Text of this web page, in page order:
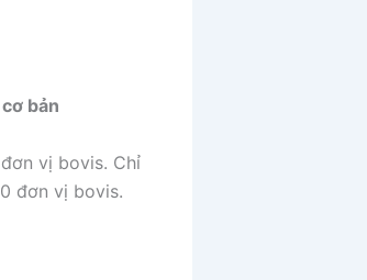
bản
vị bovis. Chỉ
đơn vị bovis.